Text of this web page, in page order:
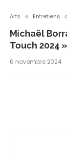
Arts Entretiens
Michaël
Touch 2024 »
6 novembre 2024